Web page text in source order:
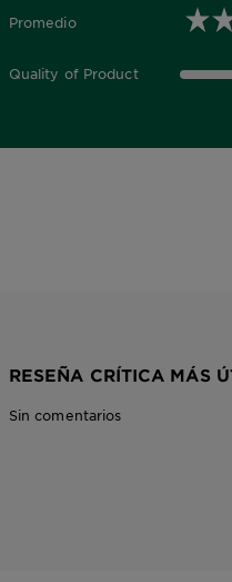
Promedio
0,0 out of 5 stars
Quality of Product
0,0 out of 5 stars
RESEÑA CRÍTICA MÁS
Sin comentarios